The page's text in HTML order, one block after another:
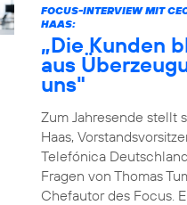
FOCUS-INTERVIEW MIT
HAAS:
„Die Kunden
aus
uns"
Zum Jahresende stellt
Haas,
Telefónica
Fragen von Thomas
Chefautor des Focus.